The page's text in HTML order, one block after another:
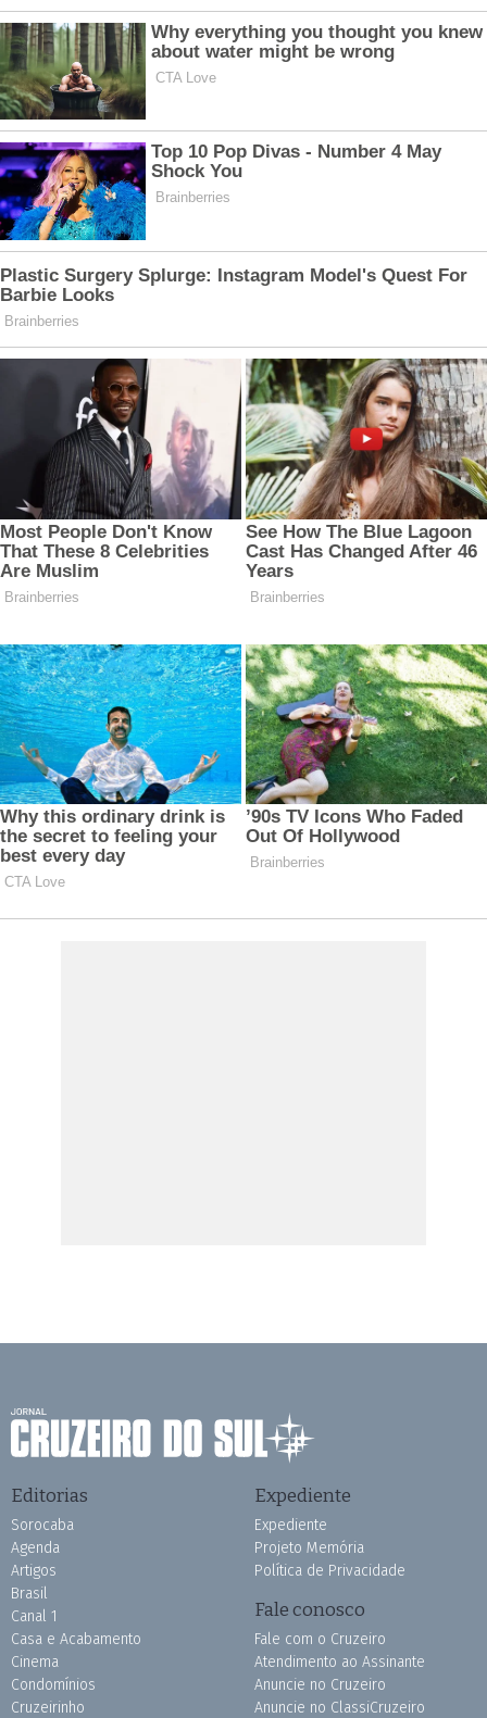
Editorias
Sorocaba
Agenda
Artigos
Brasil
Canal 1
Casa e Acabamento
Cinema
Condomínios
Cruzeirinho
Expediente
Expediente
Projeto Memória
Política de Privacidade
Fale conosco
Fale com o Cruzeiro
Atendimento ao Assinante
Anuncie no Cruzeiro
Anuncie no ClassiCruzeiro